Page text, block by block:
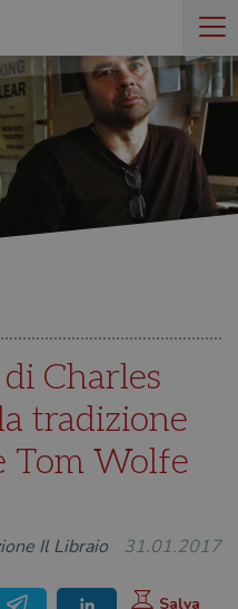
Charles
tradizione
Tom Wolfe
Il Libraio 31.01.2017